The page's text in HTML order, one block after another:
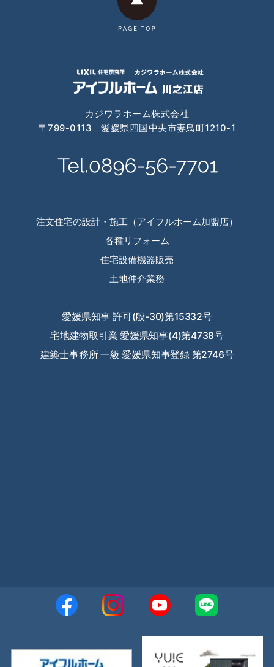
2024年2月
2023年12月
2023年8月
2022年9月
2022年7月
カジワラホーム株式会社
〒799-0113 愛媛県四国中央市妻鳥町1210-1
注文住宅の設計・施工（アイフルホーム加盟店）
各種リフォーム
住宅設備機器販売
土地仲介業務
愛媛県知事 許可(般-30)第15332号
宅地建物取引業 愛媛県知事(4)第4738号
建築士事務所 一級 愛媛県知事登録 第2746号